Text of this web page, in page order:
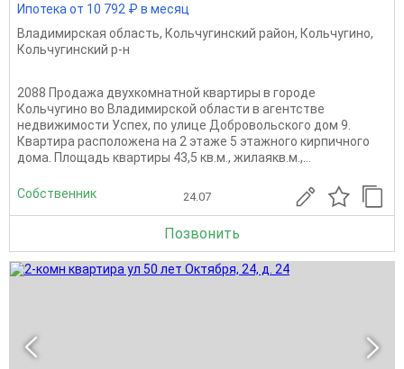
Ипотека от 10 792 ₽ в месяц
Владимирская область, Кольчугинский район, Кольчугино,
Кольчугинский р-н
2088 Продажа двухкомнатной квартиры в городе
Кольчугино во Владимирской области в агентстве
недвижимости Успех, по улице Добровольского дом 9.
Квартира расположена на 2 этаже 5 этажного кирпичного
дома. Площадь квартиры 43,5 кв.м., жилаякв.м.,...
Собственник 24.07
Позвонить